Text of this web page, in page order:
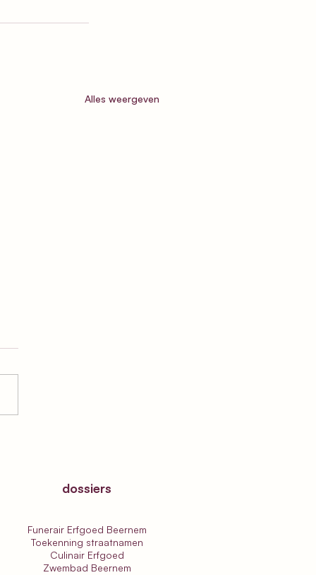
Alles weergeven
dossiers
Funerair Erfgoed Beernem
Toekenning straatnamen
Culinair Erfgoed
Zwembad Beernem